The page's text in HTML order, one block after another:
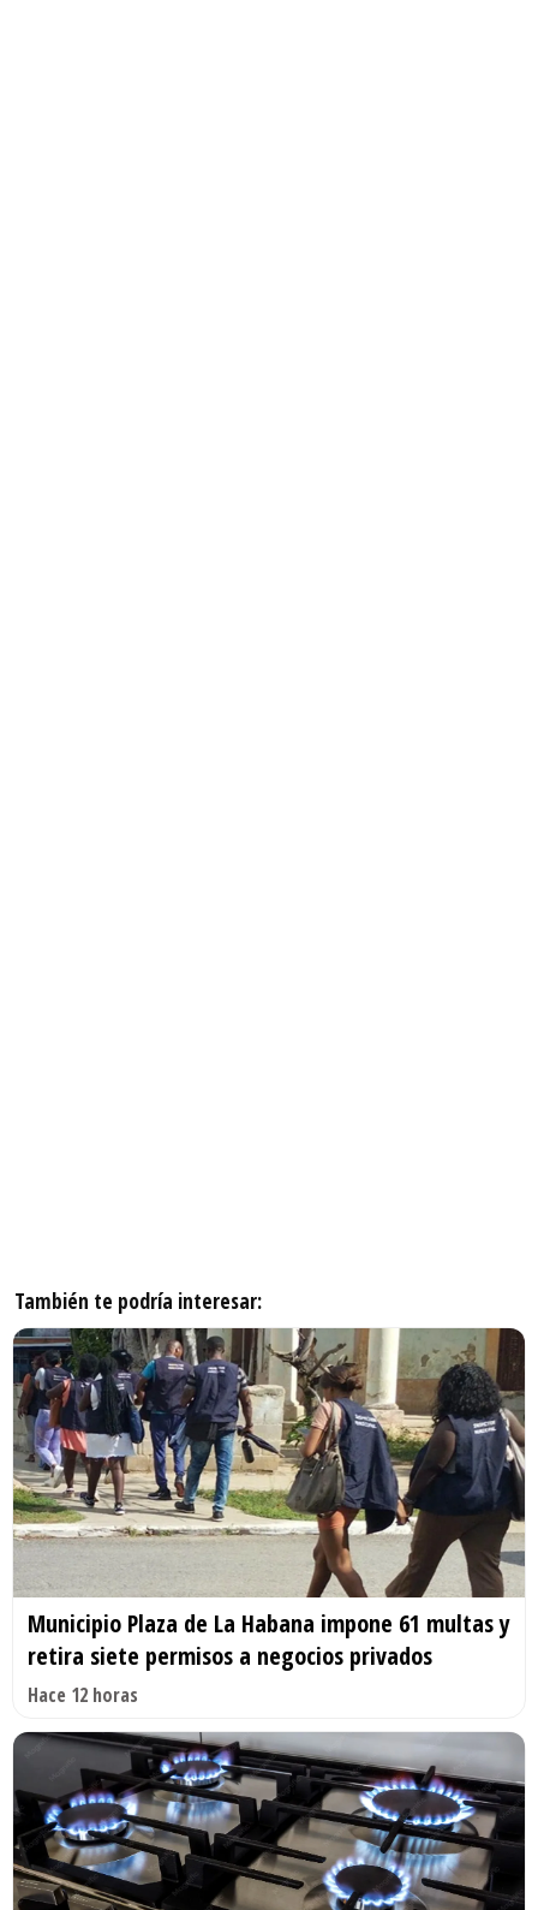
También te podría interesar:
Municipio Plaza de La Habana impone 61 multas y
retira siete permisos a negocios privados
Hace 12 horas